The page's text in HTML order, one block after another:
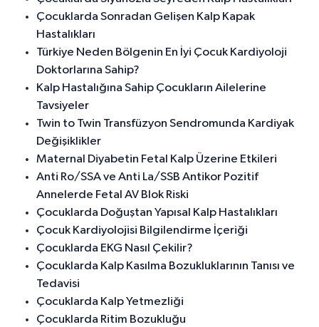
Çocuklarda Sonradan Gelişen Kalp Kapak
Hastalıkları
Türkiye Neden Bölgenin En İyi Çocuk Kardiyoloji
Doktorlarına Sahip?
Kalp Hastalığına Sahip Çocukların Ailelerine
Tavsiyeler
Twin to Twin Transfüzyon Sendromunda Kardiyak
Değişiklikler
Maternal Diyabetin Fetal Kalp Üzerine Etkileri
Anti Ro/SSA ve Anti La/SSB Antikor Pozitif
Annelerde Fetal AV Blok Riski
Çocuklarda Doğuştan Yapısal Kalp Hastalıkları
Çocuk Kardiyolojisi Bilgilendirme İçeriği
Çocuklarda EKG Nasıl Çekilir?
Çocuklarda Kalp Kasılma Bozukluklarının Tanısı ve
Tedavisi
Çocuklarda Kalp Yetmezliği
Çocuklarda Ritim Bozukluğu